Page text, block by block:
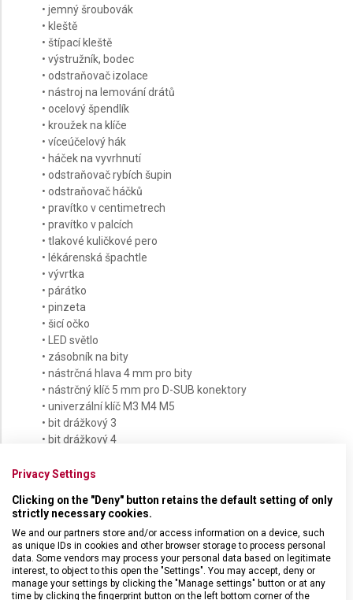
• jemný šroubovák
• kleště
• štípací kleště
• výstružník, bodec
• odstraňovač izolace
• nástroj na lemování drátů
• ocelový špendlík
• kroužek na klíče
• víceúčelový hák
• háček na vyvrhnutí
• odstraňovač rybích šupin
• odstraňovač háčků
• pravítko v centimetrech
• pravítko v palcích
• tlakové kuličkové pero
• lékárenská špachtle
• vývrtka
• párátko
• pinzeta
• šicí očko
• LED světlo
• zásobník na bity
• nástrčná hlava 4 mm pro bity
• nástrčný klíč 5 mm pro D-SUB konektory
• univerzální klíč M3 M4 M5
• bit drážkový 3
• bit drážkový 4
• bit Phillips 1
• bit Hex 1.2
• bit Hex 1.5
• bit Hex 2
• bit Hex 2.5
• bit Hex 4
• bit Torx 6
Privacy Settings
Clicking on the "Deny" button retains the default setting of only
strictly necessary cookies.
We and our partners store and/or access information on a device, such
as unique IDs in cookies and other browser storage to process personal
data. Some vendors may process your personal data based on legitimate
interest, to object to this open the "Settings". You may accept, deny or
manage your settings by clicking the "Manage settings" button or at any
time by clicking the fingerprint button on the left bottom corner of the